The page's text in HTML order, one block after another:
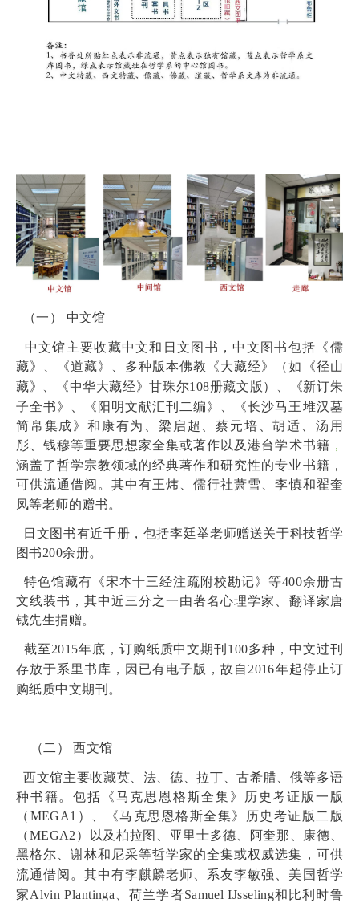
（一） 中文馆
中文馆主要收藏中文和日文图书，中文图书包括《儒
藏》、《道藏》、多种版本佛教《大藏经》
（如《径山
藏》、《中华大藏经》甘珠尔108册藏文版）
《新订朱
子全书》、
《阳明文献汇刊二编》、
《长沙马王堆汉墓
简帛集成》 和康有为、梁启超、蔡元培、胡适、 汤用
彤、钱穆等重要思想家全集或著作以及港台学术书籍 ，
涵盖了哲学宗教领域的经典著作和研究性的专业书籍，
可供流通借阅。其中有王炜、儒行社萧雪、李慎和翟奎
凤等老师的赠书。
日文图书有近千册，包括李廷举老师赠送关于科技哲学
图书200余册。
特色馆藏有《宋本十三经注疏附校勘记》等400余册古
文线装书，其中近三分之一由著名心理学家、 翻译家唐
钺先生捐赠。
截至2015年底，订购纸质中文期刊 100多种，中文过刊
存放于系里书库，因已有电子版，故自 2016年起停止订
购纸质中文期刊。
（二）西文馆
西文馆主要收藏英、法、德、拉丁、古希腊、俄等多语
种书籍。包括《马克思恩格斯全集》历史考证版一版
（ MEGA1 ）、《马克思恩格斯全集》历史考证版二版
（MEGA2 ）以及柏拉图、亚里士多德、阿奎那、康德、
黑格尔、谢林和尼采等哲学家的全集或权威选集， 可供
流通借阅。其中有李麒麟老师、系友李敏强、美国哲学
家Alvin Plantinga 、荷兰学者Samuel IJsseling和比利时鲁